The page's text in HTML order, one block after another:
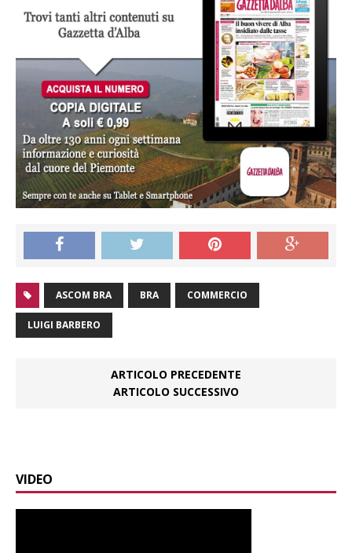
ASCOM BRA BRA COMMERCIO
LUIGI BARBERO
ARTICOLO PRECEDENTE
ARTICOLO SUCCESSIVO
VIDEO